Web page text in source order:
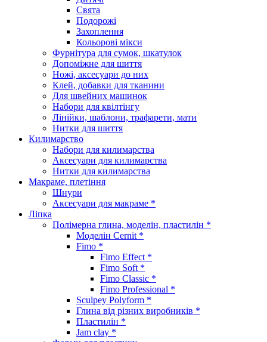
Свята
Подорожі
Захоплення
Кольорові мікси
Фурнітура для сумок, шкатулок
Допоміжне для шиття
Ножі, аксесуари до них
Клей, добавки для тканини
Для швейних машинок
Набори для квілтінгу
Лінійки, шаблони, трафарети, мати
Нитки для шиття
Килимарство
Набори для килимарства
Аксесуари для килимарства
Нитки для килимарства
Макраме, плетіння
Шнури
Аксесуари для макраме *
Ліпка
Полімерна глина, моделін, пластилін *
Моделін Cernit *
Fimo *
Fimo Effect *
Fimo Soft *
Fimo Classic *
Fimo Professional *
Sculpey Polyform *
Глина від різних виробників *
Пластилін *
Jam clay *